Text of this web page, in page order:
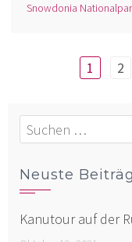
Snowdonia
Beiträge
1 2
Suchen
nach:
Neuste
Kanutour auf der